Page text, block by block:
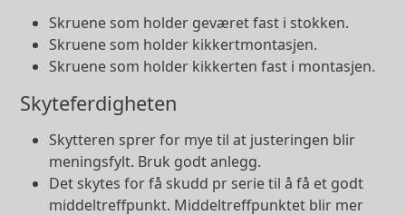
Skruene som holder geværet fast i stokken.
Skruene som holder kikkertmontasjen.
Skruene som holder kikkerten fast i montasjen.
Skyteferdigheten
Skytteren sprer for mye til at justeringen blir
meningsfylt. Bruk godt anlegg.
Det skytes for få skudd pr serie til å få et godt
middeltreffpunkt. Middeltreffpunktet blir mer